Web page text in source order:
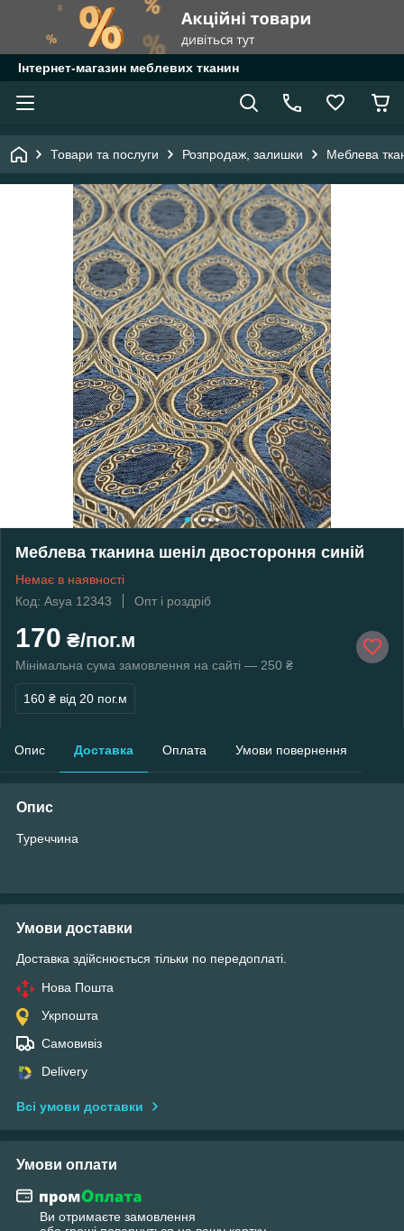
Інтернет-магазин меблевих тканин
Товари та послуги Розпродаж, залишки Меблева
Меблева тканина шеніл двостороння синій
Немає в наявності
Код: Asya 12343
Опт і роздріб
170 ₴/пог.м
Мінімальна сума замовлення на сайті — 250 ₴
160 ₴ від 20 пог.м
Опис Доставка Оплата Умови повернення
Опис
Туреччина
Умови доставки
Доставка здійснюється тільки по передоплаті.
Нова Пошта
Укрпошта
Самовивіз
Delivery
Всі умови доставки
Умови оплати
Ви отримаєте замовлення